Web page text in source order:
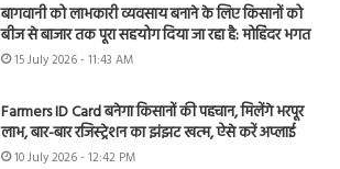
बागवानी को लाभकारी व्यवसाय बनाने के लिए किसानों को
बीज से बाजार तक पूरा सहयोग दिया जा रहा है: मोहिंदर भगत
15 July 2026 - 11:43 AM
Farmers ID Card बनेगा किसानों की पहचान, मिलेंगे भरपूर
लाभ, बार-बार रजिस्ट्रेशन का झंझट खत्म, ऐसे करें अप्लाई
10 July 2026 - 12:42 PM